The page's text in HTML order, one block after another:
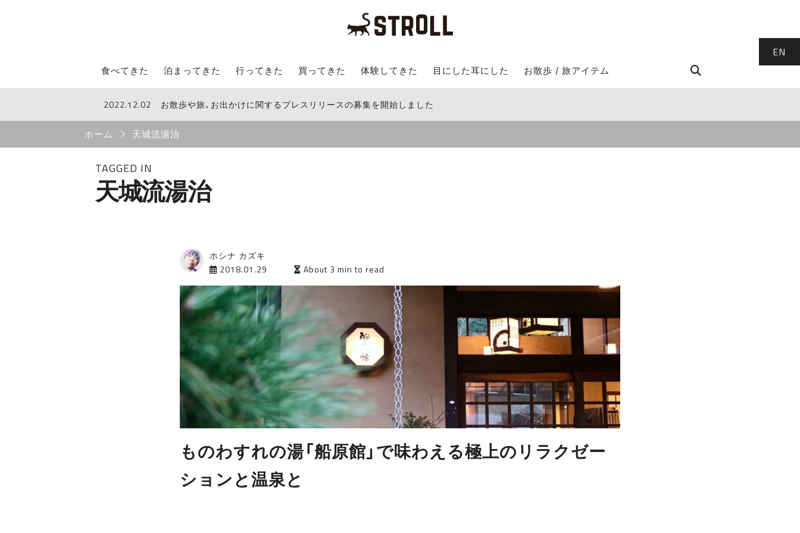
STROLL Menu
食べてきた 泊まってきた 行ってきた 買ってきた 体験してきた 目にした耳にした お散歩 / 旅アイテム
STROLL Search
STROLLからのお知らせ
2022.12.02 お散歩や旅、お出かけに関するプレスリリースの募集を開始しました
Breadcrumb
ホーム 天城流湯治
TAGGED IN
天城流湯治
ホシナ カズキ
2018.01.29
About 3 min to read
ものわすれの湯「船原館」で味わえる極上のリラクゼー
ションと温泉と
EN